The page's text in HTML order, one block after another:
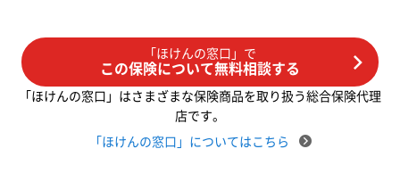
「ほけんの窓口」で
この保険について無料相談する
「ほけんの窓口」はさまざまな保険商品を取り扱う総合保険代理
店です。
「ほけんの窓口」についてはこちら